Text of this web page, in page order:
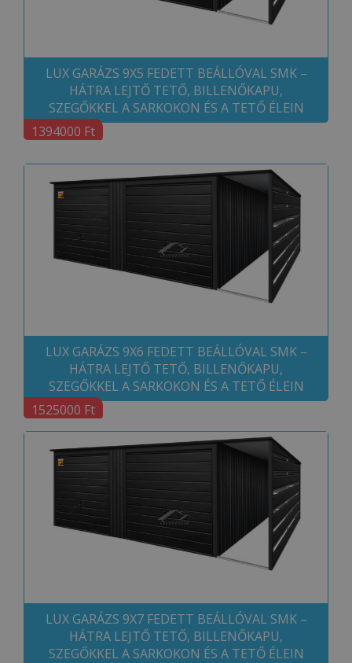
LUX GARÁZS 9X5 FEDETT BEÁLLÓVAL SMK –
HÁTRA LEJTŐ TETŐ, BILLENŐKAPU,
SZEGŐKKEL A SARKOKON ÉS A TETŐ ÉLEIN
1394000 Ft
LUX GARÁZS 9X6 FEDETT BEÁLLÓVAL SMK –
HÁTRA LEJTŐ TETŐ, BILLENŐKAPU,
SZEGŐKKEL A SARKOKON ÉS A TETŐ ÉLEIN
1525000 Ft
LUX GARÁZS 9X7 FEDETT BEÁLLÓVAL SMK –
HÁTRA LEJTŐ TETŐ, BILLENŐKAPU,
SZEGŐKKEL A SARKOKON ÉS A TETŐ ÉLEIN